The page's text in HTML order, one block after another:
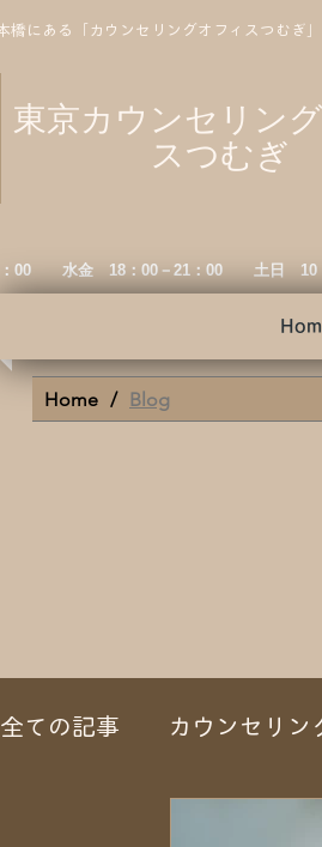
橋にある「カウンセリングオフィスつむ
東京カウンセリン
スつむぎ
：00 水金 18：00－21：00 土日 10
Home / Blog
全ての記事 カウンセリン